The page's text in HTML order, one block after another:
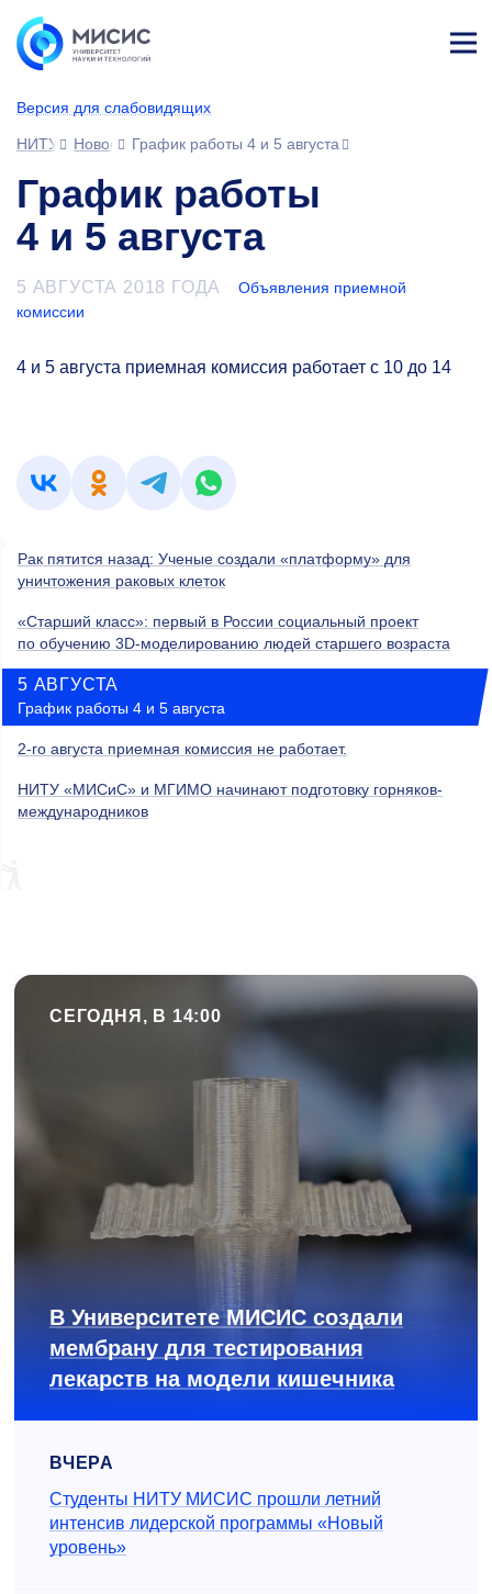
Версия для слабовидящих
НИТУ МИСИС
НовостиГрафик работы 4 и 5 августа
График работы
4 и 5 августа
5 АВГУСТА 2018 ГОДА
Объявления приемной
комиссии
4 и 5 августа приемная комиссия работает с 10 до 14
Рак пятится назад: Ученые создали «платформу» для
уничтожения раковых клеток
«Старший класс»: первый в России социальный проект
по обучению 3D-моделированию людей старшего возраста
5 АВГУСТА
График работы 4 и 5 августа
2-го августа приемная комиссия не работает.
НИТУ «МИСиС» и МГИМО начинают подготовку горняков-
международников
СЕГОДНЯ, В 14:00
В Университете МИСИС создали
мембрану для тестирования
лекарств на модели кишечника
ВЧЕРА
Студенты НИТУ МИСИС прошли летний
интенсив лидерской программы «Новый
уровень»